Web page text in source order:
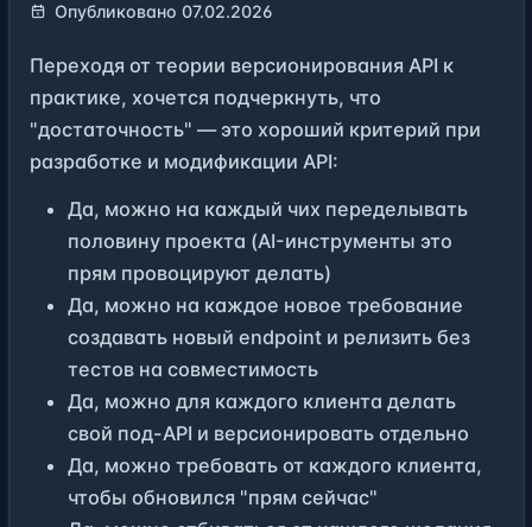
Опубликовано 07.02.2026
Переходя от теории версионирования API к
практике, хочется подчеркнуть, что
"достаточность" — это хороший критерий при
разработке и модификации API:
Да, можно на каждый чих переделывать
половину проекта (AI-инструменты это
прям провоцируют делать)
Да, можно на каждое новое требование
создавать новый endpoint и релизить без
тестов на совместимость
Да, можно для каждого клиента делать
свой под-API и версионировать отдельно
Да, можно требовать от каждого клиента,
чтобы обновился "прям сейчас"